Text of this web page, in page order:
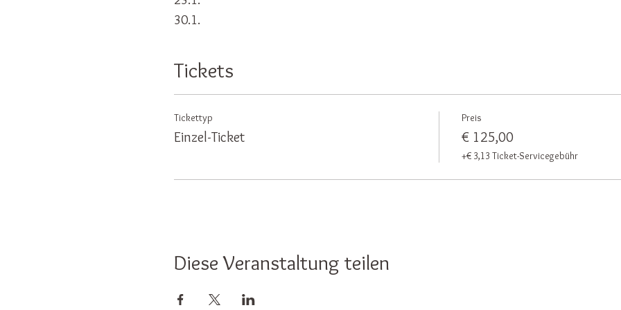
30.1.
13.2.
Tickets
Tickettyp
Einzel-Ticket
Preis
€ 125,00
+€ 3,13 Ticket-Servicegebühr
Diese Veranstaltung teilen